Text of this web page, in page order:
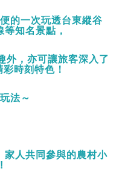
的一次玩透台東縱谷
知名景點，
外，亦可讓旅客深入了
彩時刻 特色！
法～
家人共同參與的農村小